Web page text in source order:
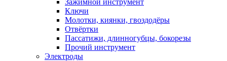
Зажимной инструмент
Ключи
Молотки, киянки, гвоздодёры
Отвёртки
Пассатижи, длинногубцы, бокорезы
Прочий инструмент
Электроды